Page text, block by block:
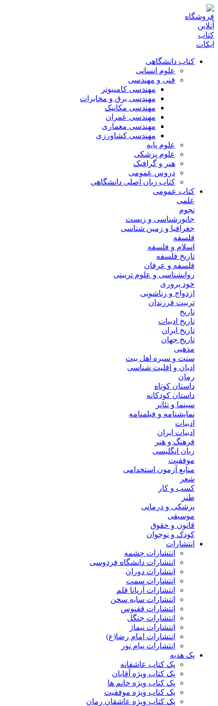
کتاب دانشگاهی
علوم انسانی
فنی و مهندسی
مهندسی کامپیوتر
مهندسی برق و مخابرات
مهندسی مکانیک
مهندسی عمران
مهندسی معماری
مهندسی کشاورزی
علوم پایه
علوم پزشکی
هنر و گرافیک
دروس عمومی
کتاب زبان اصلی دانشگاهی
کتاب عمومی
علمی
نجوم
جانورشناسی و زیست
جغرافیا و زمین شناسی
فلسفه
اسلام و فلسفه
تاریخ فلسفه
فلسفه و عرفان
روانشناسی و علوم تربیتی
خود پروری
ازدواج و زناشویی
تربیت فرزندان
تاریخ
تاریخ ادبیات
تاریخ ایران
تاریخ جهان
مذهبی
سنت و سیره اهل بیت
ادیان و اقلیت شناسی
رمان
داستان کوتاه
داستان کودکانه
سینما و تئاتر
نمایشنامه و فیلمنامه
ادبیات
ادبیات ایران
فرهنگ و هنر
زبان انگلیسی
موفقیت
منابع آزمون استخدامی
شعر
کسب و کار
طنز
پزشکی و درمانی
موسیقی
قانون و حقوق
کودک و نوجوان
انتشارات
انتشارات چشمه
انتشارات دانشگاه فردوسی
انتشارات دوران
انتشارات سمت
انتشارات آریانا قلم
انتشارات سایه سخن
انتشارات ققنوس
انتشارات جنگل
انتشارات نیماژ
انتشارات امام رضا(ع)
انتشارات پیام نور
پک هدیه
پک کتاب عاشقانه
پک کتاب ویژه آقایان
پک کتاب ویژه خانم ها
پک کتاب ویژه موفقیت
پک کتاب ویژه عاشقان رمان